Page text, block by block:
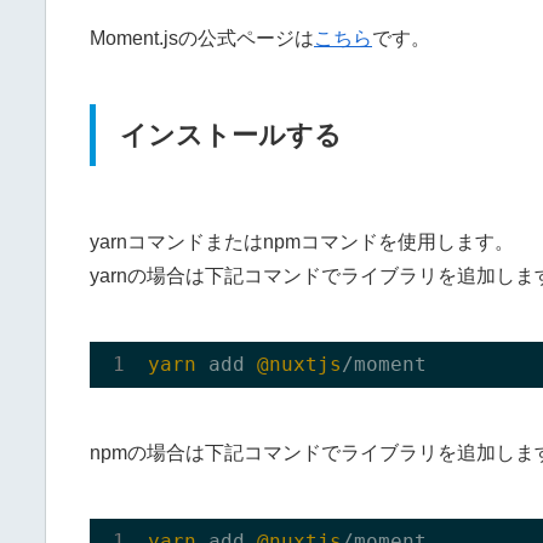
Moment.jsの公式ページはこちらです。
インストールする
yarnコマンドまたはnpmコマンドを使用します。
yarnの場合は下記コマンドでライブラリを追加しま
yarn add @nuxtjs
npmの場合は下記コマンドでライブラリを追加しま